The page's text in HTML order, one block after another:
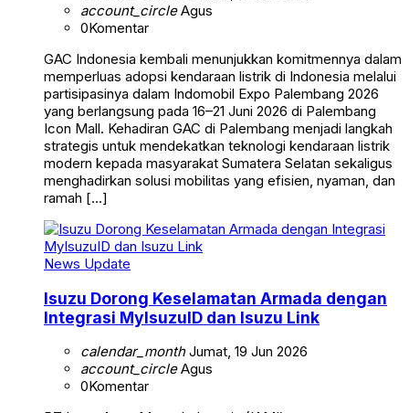
account_circleAgus
0Komentar
GAC Indonesia kembali menunjukkan komitmennya dalam
memperluas adopsi kendaraan listrik di Indonesia melalui
partisipasinya dalam Indomobil Expo Palembang 2026
yang berlangsung pada 16–21 Juni 2026 di Palembang
Icon Mall. Kehadiran GAC di Palembang menjadi langkah
strategis untuk mendekatkan teknologi kendaraan listrik
modern kepada masyarakat Sumatera Selatan sekaligus
menghadirkan solusi mobilitas yang efisien, nyaman, dan
ramah […]
News Update
Isuzu Dorong Keselamatan Armada dengan
Integrasi MyIsuzuID dan Isuzu Link
calendar_monthJumat, 19 Jun 2026
account_circleAgus
0Komentar